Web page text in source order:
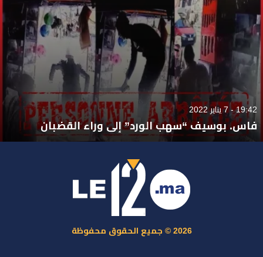
19:42 - 7 يناير 2022
فاس. بوسيف “سهب الورد” إلى وراء القضبان
2026 © جميع الحقوق محفوظة